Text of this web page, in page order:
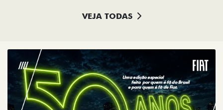
VEJA TODAS